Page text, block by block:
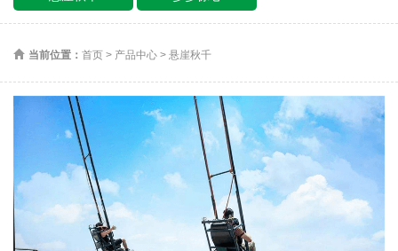
当前位置： 首页 > 产品中心 > 悬崖秋千